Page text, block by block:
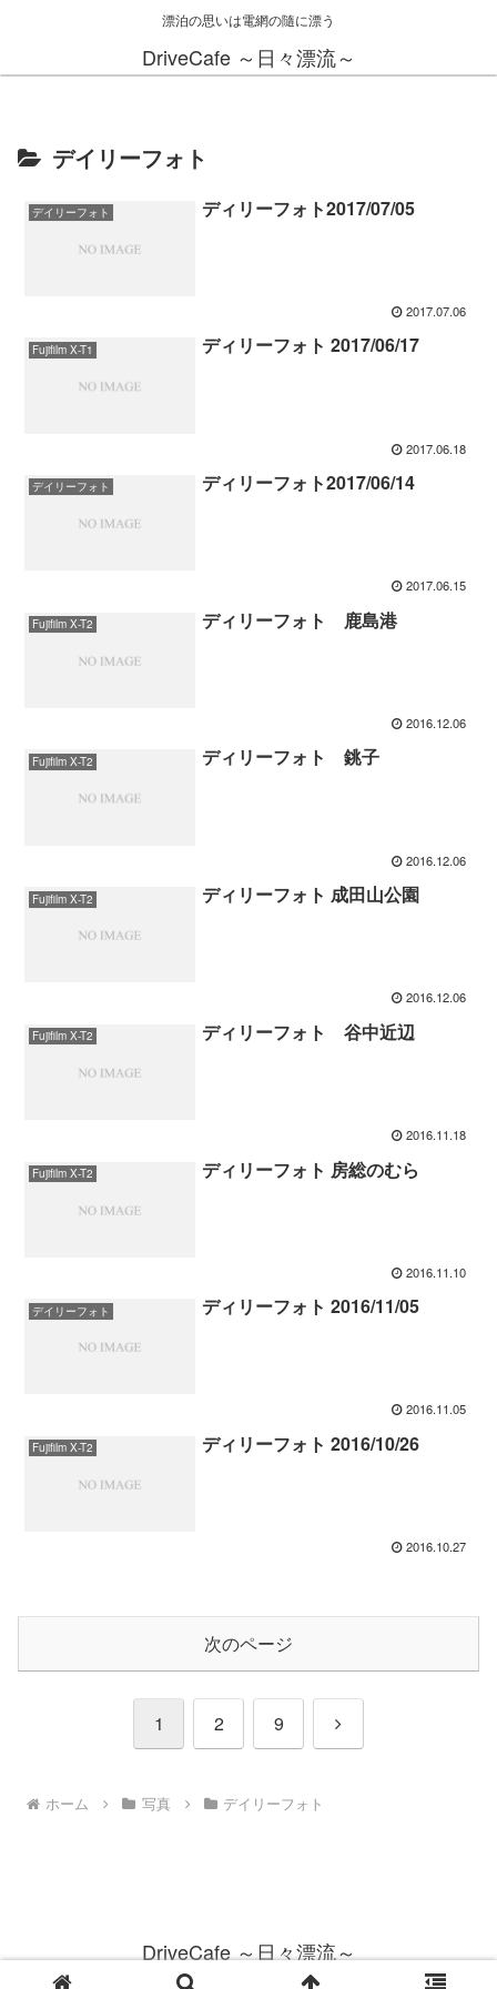
漂泊の思いは電網の隨に漂う
DriveCafe ～日々漂流～
デイリーフォト
デイリーフォト ディリーフォト2017/07/05
2017.07.06
Fujifilm X-T1 ディリーフォト 2017/06/17
2017.06.18
デイリーフォト ディリーフォト2017/06/14
2017.06.15
Fujifilm X-T2 ディリーフォト 鹿島港
2016.12.06
Fujifilm X-T2 ディリーフォト 銚子
2016.12.06
Fujifilm X-T2 ディリーフォト 成田山公園
2016.12.06
Fujifilm X-T2 ディリーフォト 谷中近辺
2016.11.18
Fujifilm X-T2 ディリーフォト 房総のむら
2016.11.10
デイリーフォト ディリーフォト 2016/11/05
2016.11.05
Fujifilm X-T2 ディリーフォト 2016/10/26
2016.10.27
次のページ
1 2 9
次
ホーム 写真 デイリーフォト
DriveCafe ～日々漂流～
© 2007 DriveCafe ～日々漂流～.